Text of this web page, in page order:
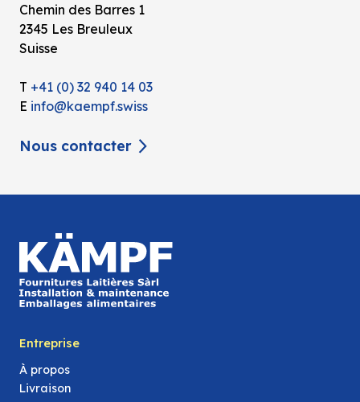
Chemin des Barres 1
2345 Les Breuleux
Suisse
T +41 (0) 32 940 14 03
E info@kaempf.swiss
Nous contacter
Entreprise
À propos
Livraison